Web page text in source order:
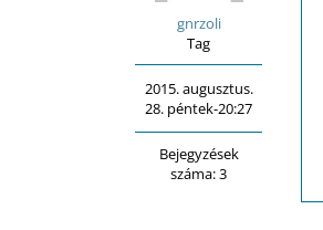
gnrzoli
Tag
2015. augusztus.
28. péntek-20:27
Bejegyzések
száma: 3